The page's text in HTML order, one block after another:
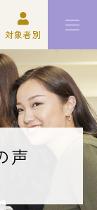
対象者別
声